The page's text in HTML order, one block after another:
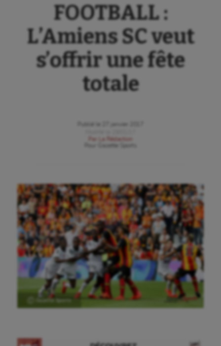
FOOTBALL :
L’Amiens SC veut
s’offrir une fête
totale
Publié le
27 janvier 2017
Par
La Rédaction
Gazette Sports
Ⓒ Gazette Sports